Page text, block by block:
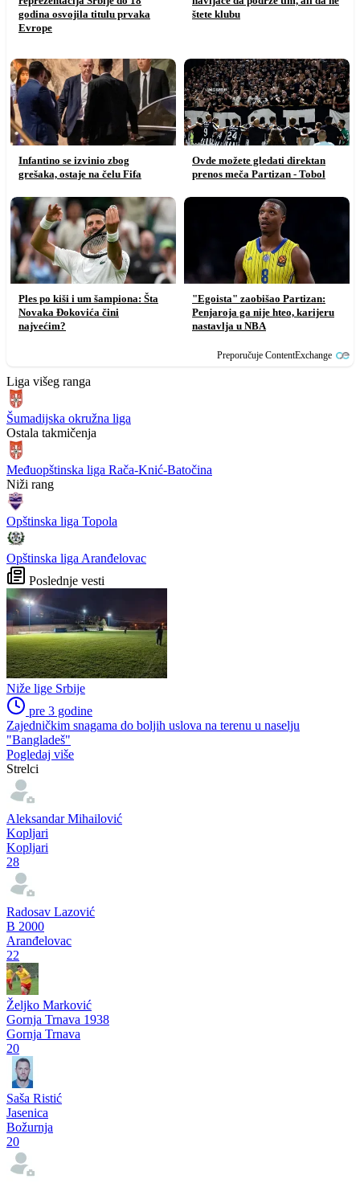
godina osvojila titulu prvaka
Evrope
štete klubu
Infantino se izvinio zbog
grešaka, ostaje na čelu Fifa
Ovde možete gledati direktan
prenos meča Partizan - Tobol
Ples po kiši i um šampiona: Šta
Novaka Đokovića čini
najvećim?
"Egoista" zaobišao Partizan:
Penjaroja ga nije hteo, karijeru
nastavlja u NBA
Preporučuje ContentExchange
Liga višeg ranga
Šumadijska okružna liga
Ostala takmičenja
Međuopštinska liga Rača-Knić-Batočina
Niži rang
Opštinska liga Topola
Opštinska liga Aranđelovac
Poslednje vesti
Niže lige Srbije
pre 3 godine
Zajedničkim snagama do boljih uslova na terenu u naselju
"Bangladeš"
Pogledaj više
Strelci
Aleksandar Mihailović
Kopljari
Kopljari
28
Radosav Lazović
B 2000
Aranđelovac
22
Željko Marković
Gornja Trnava 1938
Gornja Trnava
20
Saša Ristić
Jasenica
Božurnja
20